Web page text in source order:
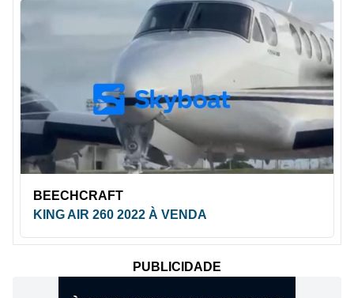
BEECHCRAFT
KING AIR 260 2022 À VENDA
PUBLICIDADE